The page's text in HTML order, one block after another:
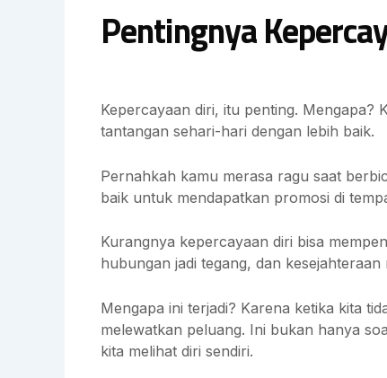
Pentingnya
Kepercayaan diri, itu penting. Mengapa?
tantangan sehari-hari dengan lebih baik.
Pernahkah kamu merasa ragu saat
baik untuk mendapatkan promosi di
Kurangnya kepercayaan diri bisa
hubungan jadi tegang, dan kesejahteraan
Mengapa ini terjadi? Karena ketika kita
melewatkan peluang. Ini bukan hanya
kita melihat diri sendiri.